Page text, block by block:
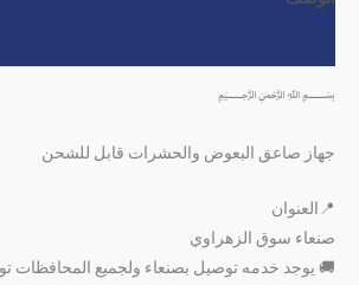
﷽
جهاز صاعق البعوض والحشرات قابل للشحن
📍العنوان
صنعاء سوق الزهراوي
🚚 يوجد خدمه توصيل بصنعاء ولجميع المحافظات